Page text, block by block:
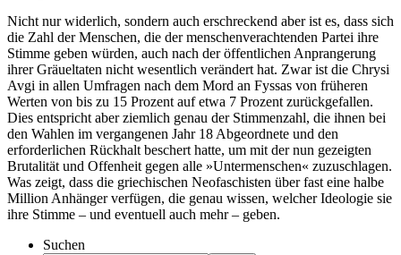
Nicht nur widerlich, sondern auch erschreckend aber ist es, dass sich
die Zahl der Menschen, die der menschenverachtenden Partei ihre
Stimme geben würden, auch nach der öffentlichen Anprangerung
ihrer Gräueltaten nicht wesentlich verändert hat. Zwar ist die Chrysi
Avgi in allen Umfragen nach dem Mord an Fyssas von früheren
Werten von bis zu 15 Prozent auf etwa 7 Prozent zurückgefallen.
Dies entspricht aber ziemlich genau der Stimmenzahl, die ihnen bei
den Wahlen im vergangenen Jahr 18 Abgeordnete und den
erforderlichen Rückhalt beschert hatte, um mit der nun gezeigten
Brutalität und Offenheit gegen alle »Untermenschen« zuzuschlagen.
Was zeigt, dass die griechischen Neofaschisten über fast eine halbe
Million Anhänger verfügen, die genau wissen, welcher Ideologie sie
ihre Stimme – und eventuell auch mehr – geben.
Suchen